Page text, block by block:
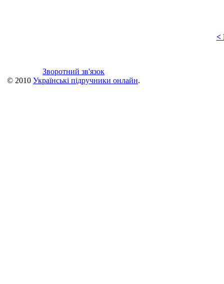
<
Зворотний зв'язок
© 2010 Українські підручники онлайн.